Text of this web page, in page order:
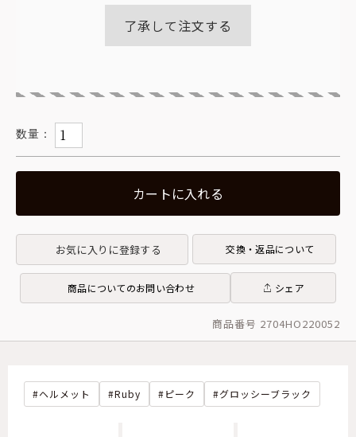
了承して注文する
カートに入れる
お気に入りに登録する 交換・返品について
商品についてのお問い合わせ シェア
商品番号 2704HO220052
ヘルメット Ruby ピーク グロッシーブラック